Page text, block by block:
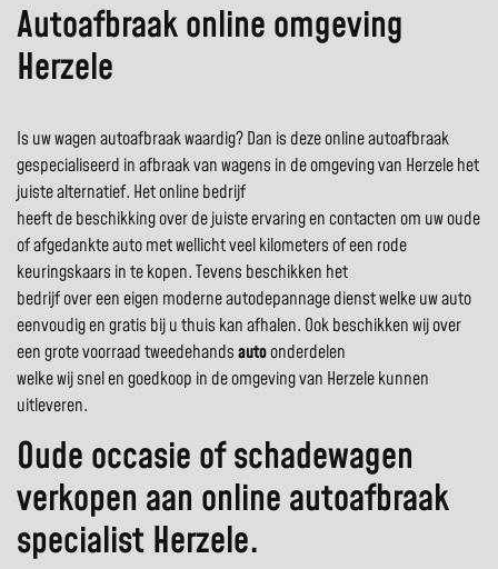
Autoafbraak online omgeving
Herzele
Is uw wagen autoafbraak waardig? Dan is deze online autoafbraak
gespecialiseerd in afbraak van wagens in de omgeving van Herzele het
juiste alternatief. Het online bedrijf
heeft de beschikking over de juiste ervaring en contacten om uw oude
of afgedankte auto met wellicht veel kilometers of een rode
keuringskaars in te kopen. Tevens beschikken het
bedrijf over een eigen moderne autodepannage dienst welke uw auto
eenvoudig en gratis bij u thuis kan afhalen. Ook beschikken wij over
een grote voorraad tweedehandsautoonderdelen
welke wij snel en goedkoop in de omgeving van Herzele kunnen
uitleveren.
Oude occasie of schadewagen
verkopen aan online autoafbraak
specialist Herzele.